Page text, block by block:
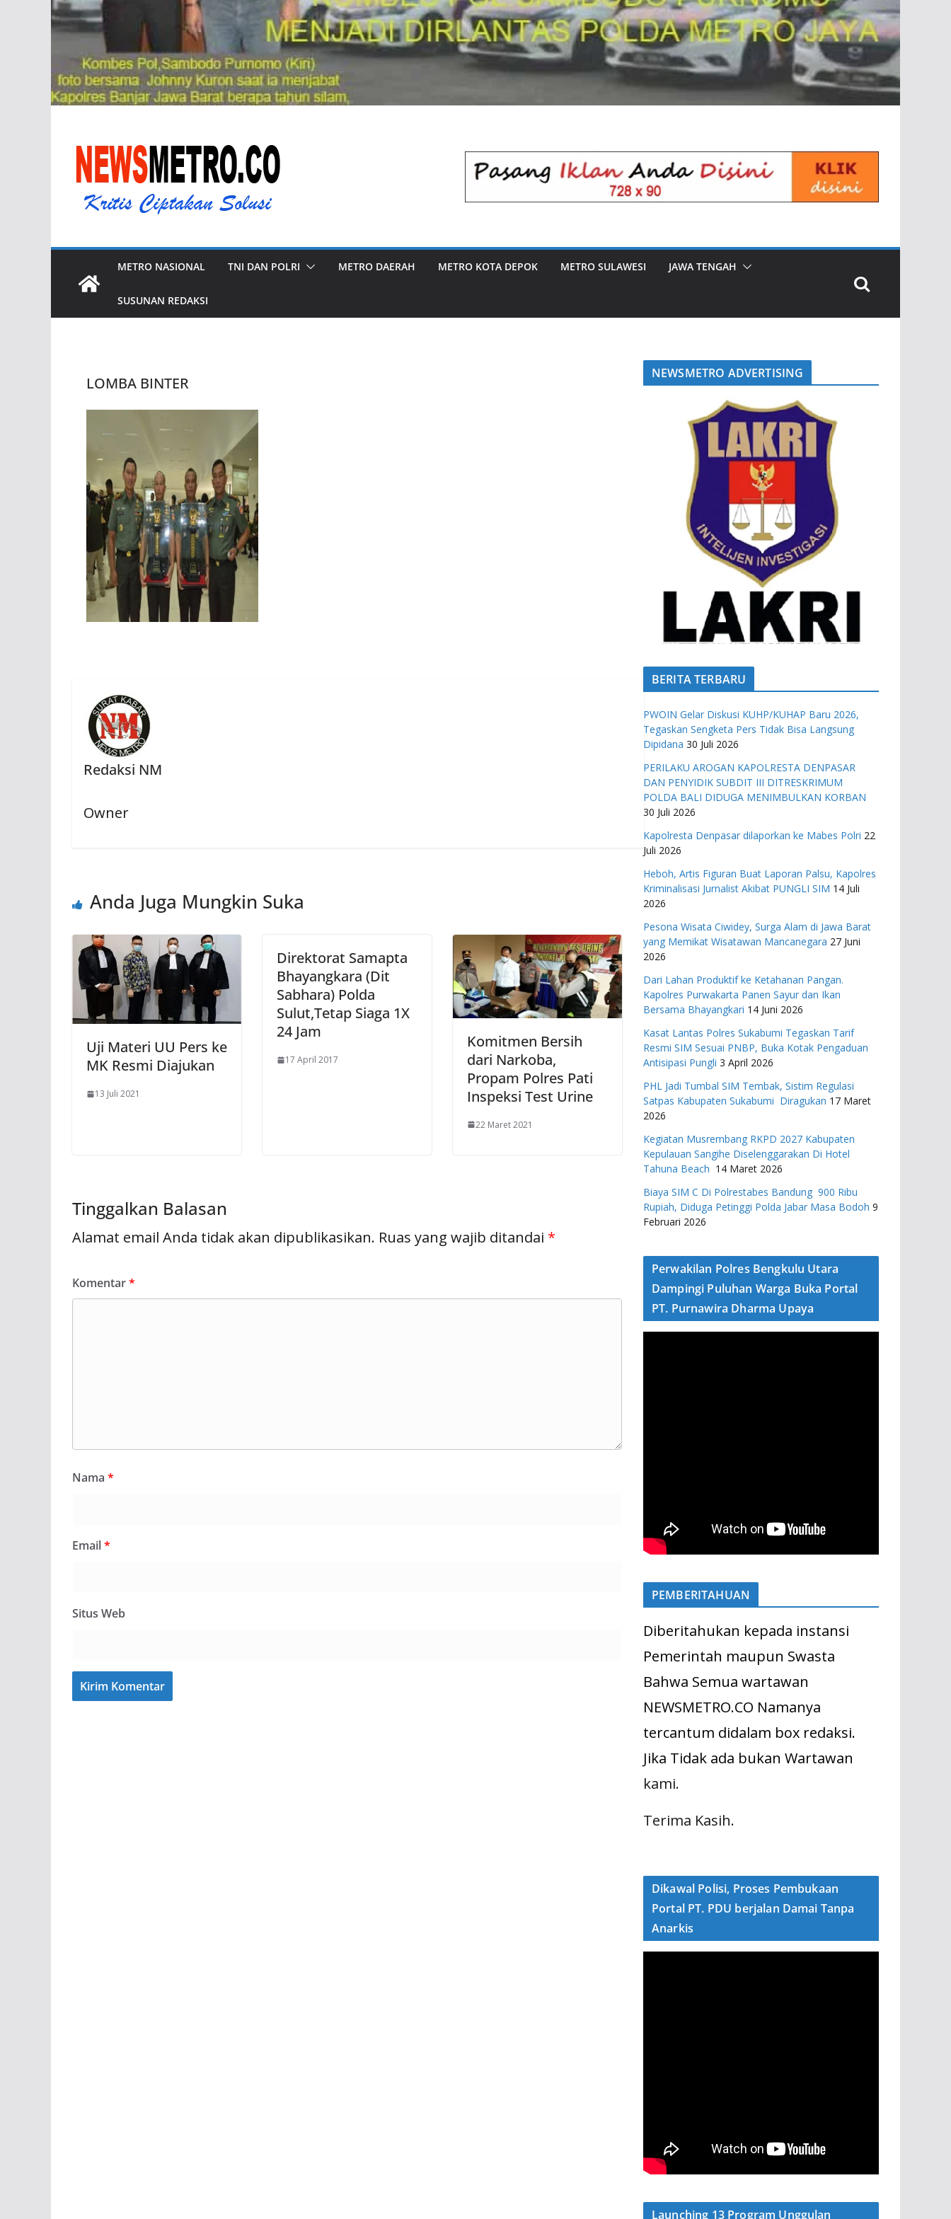
METRO NASIONAL TNI DAN POLRI METRO DAERAH METRO KOTA DEPOK METRO SULAWESI JAWA TENGAH
SUSUNAN REDAKSI
LOMBA BINTER
Redaksi NM
Owner
Anda Juga Mungkin Suka
Uji Materi UU Pers ke
MK Resmi Diajukan
13 Juli 2021
Direktorat Samapta
Bhayangkara (Dit
Sabhara) Polda
Sulut,Tetap Siaga 1X
24 Jam
17 April 2017
Komitmen Bersih
dari Narkoba,
Propam Polres Pati
Inspeksi Test Urine
22 Maret 2021
Tinggalkan Balasan
Alamat email Anda tidak akan dipublikasikan. Ruas yang wajib ditandai *
Komentar*
Nama *
Email*
Situs Web
NEWSMETRO ADVERTISING
BERITA TERBARU
PWOIN Gelar Diskusi KUHP/KUHAP Baru 2026,
Tegaskan Sengketa Pers Tidak Bisa Langsung
Dipidana 30 Juli 2026
PERILAKU AROGAN KAPOLRESTA DENPASAR
DAN PENYIDIK SUBDIT III DITRESKRIMUM
POLDA BALI DIDUGA MENIMBULKAN KORBAN
30 Juli 2026
Kapolresta Denpasar dilaporkan ke Mabes Polri 22
Juli 2026
Heboh, Artis Figuran Buat Laporan Palsu, Kapolres
Kriminalisasi Jurnalist Akibat PUNGLI SIM 14 Juli
2026
Pesona Wisata Ciwidey, Surga Alam di Jawa Barat
yang Memikat Wisatawan Mancanegara 27 Juni
2026
Dari Lahan Produktif ke Ketahanan Pangan.
Kapolres Purwakarta Panen Sayur dan Ikan
Bersama Bhayangkari 14 Juni 2026
Kasat Lantas Polres Sukabumi Tegaskan Tarif
Resmi SIM Sesuai PNBP, Buka Kotak Pengaduan
Antisipasi Pungli 3 April 2026
PHL Jadi Tumbal SIM Tembak, Sistim Regulasi
Satpas Kabupaten Sukabumi Diragukan 17 Maret
2026
Kegiatan Musrembang RKPD 2027 ​Kabupaten
Kepulauan Sangihe Diselenggarakan Di Hotel
Tahuna Beach 14 Maret 2026
Biaya SIM C Di Polrestabes Bandung 900 Ribu
Rupiah, Diduga Petinggi Polda Jabar Masa Bodoh 9
Februari 2026
Perwakilan Polres Bengkulu Utara
Dampingi Puluhan Warga Buka Portal
PT. Purnawira Dharma Upaya
PEMBERITAHUAN
Diberitahukan kepada instansi
Pemerintah maupun Swasta
Bahwa Semua wartawan
NEWSMETRO.CO Namanya
tercantum didalam box redaksi.
Jika Tidak ada bukan Wartawan
kami.
Terima Kasih.
Dikawal Polisi, Proses Pembukaan
Portal PT. PDU berjalan Damai Tanpa
Anarkis
Launching 13 Program Unggulan